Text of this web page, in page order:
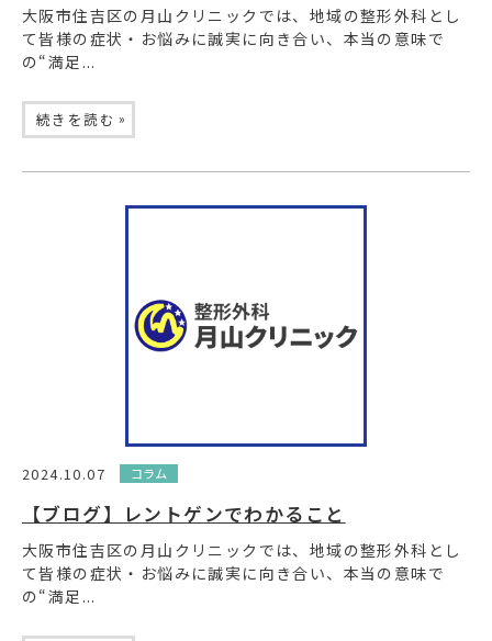
大阪市住吉区の月山クリニックでは、地域の整形外科とし
て皆様の症状・お悩みに誠実に向き合い、本当の意味で
の“満足...
続きを読む »
2024.10.07 コラム
【ブログ】レントゲンでわかること
大阪市住吉区の月山クリニックでは、地域の整形外科とし
て皆様の症状・お悩みに誠実に向き合い、本当の意味で
の“満足...